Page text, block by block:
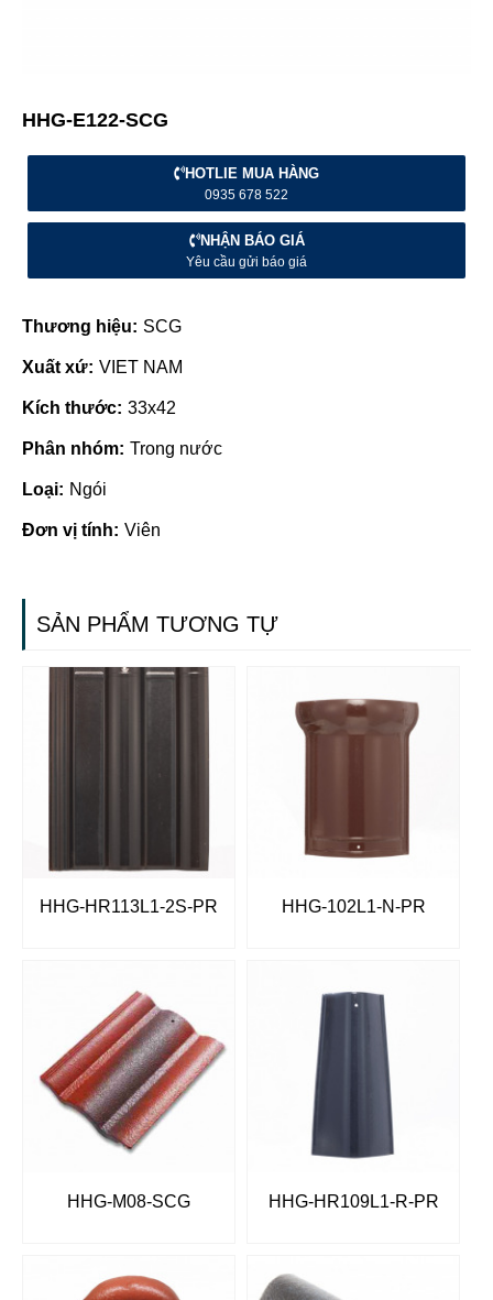
HHG-E122-SCG
HOTLIE MUA HÀNG
0935 678 522
NHẬN BÁO GIÁ
Yêu cầu gửi báo giá
Thương hiệu: SCG
Xuất xứ: VIET NAM
Kích thước: 33x42
Phân nhóm: Trong nước
Loại: Ngói
Đơn vị tính: Viên
SẢN PHẨM TƯƠNG TỰ
HHG-HR113L1-2S-PR HHG-102L1-N-PR
HHG-M08-SCG HHG-HR109L1-R-PR